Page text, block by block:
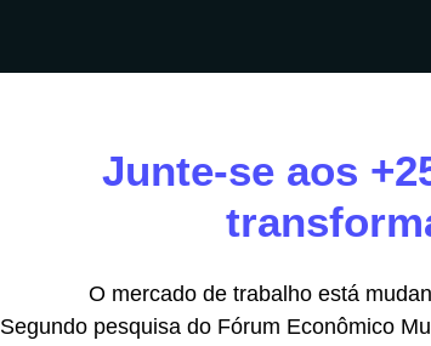
Junte-se aos
O mercado de trabalho está
Segundo pesquisa do Fórum Econômico